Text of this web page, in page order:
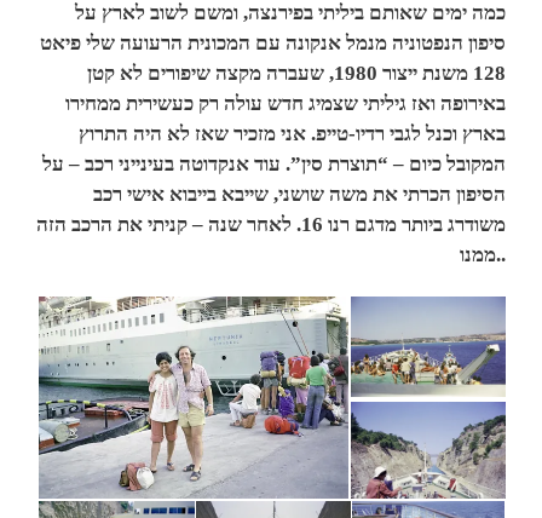
כמה ימים שאותם ביליתי בפירנצה, ומשם לשוב לארץ על
סיפון הנפטוניה מנמל אנקונה עם המכונית הרעועה שלי פיאט
128 משנת ייצור 1980, שעברה מקצה שיפורים לא קטן
באירופה ואז גיליתי שצמיג חדש עולה רק כעשירית ממחירו
בארץ וכנל לגבי רדיו-טייפ. אני מזכיר שאז לא היה התרוץ
המקובל כיום – “תוצרת סין”. עוד אנקדוטה בעינייני רכב – על
הסיפון הכרתי את משה שושני, שייבא בייבוא אישי רכב
משודרג ביותר מדגם רנו 16. לאחר שנה – קניתי את הרכב הזה
ממנו..